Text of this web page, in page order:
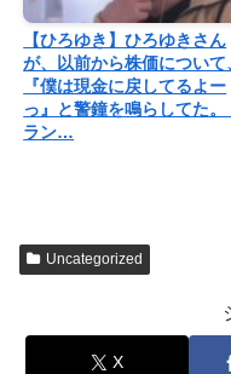
【ひろゆき】ひろゆきさん
が、以前から株価について
『僕は現金に戻してるよー
っ』と警鐘を鳴らしてた。
ラン…
Uncategorized
X